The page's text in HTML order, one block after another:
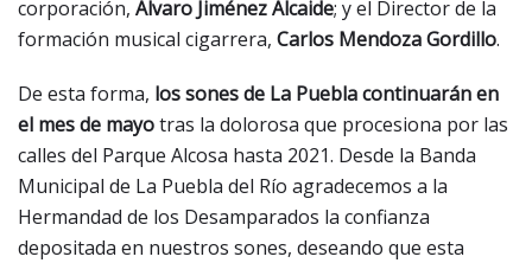
corporación, Álvaro Jiménez Alcaide; y el Director de la
formación musical cigarrera, Carlos Mendoza Gordillo.
De esta forma, los sones de La Puebla continuarán en
el mes de mayotras la dolorosa que procesiona por las
calles del Parque Alcosa hasta 2021. Desde la Banda
Municipal de La Puebla del Río agradecemos a la
Hermandad de los Desamparados la confianza
depositada en nuestros sones, deseando que esta